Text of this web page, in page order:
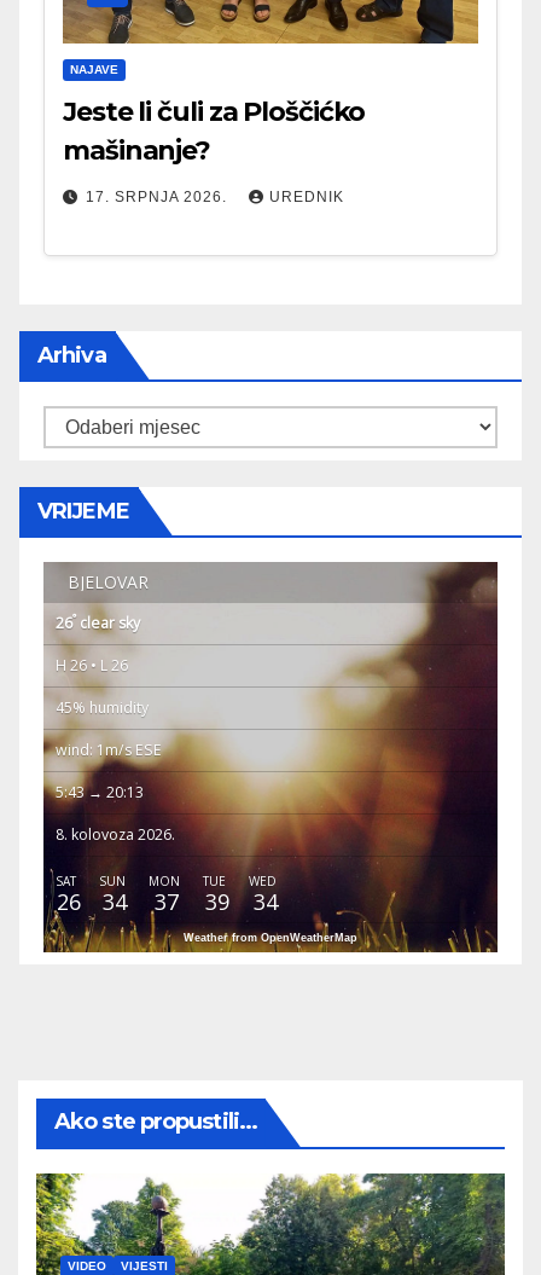
NAJAVE
Jeste li čuli za Ploščićko
mašinanje?
17. SRPNJA 2026. UREDNIK
Arhiva
Arhiva
VRIJEME
BJELOVAR
26° clear sky
H 26 • L 26
45% humidity
wind: 1m/s ESE
5:43 → 20:13
8. kolovoza 2026.
SAT
26
SUN
34
MON
37
TUE
39
WED
34
Weather from OpenWeatherMap
Ako ste propustili...
VIDEO VIJESTI